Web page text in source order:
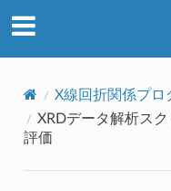
X線回折関係プロ
XRDデータ解析ス
評価